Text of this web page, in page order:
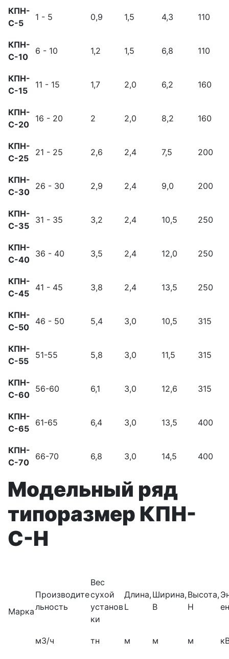
КПН-
С-5
1 - 5 0,9 1,5 4,3 110
КПН-
С-10
6 - 10 1,2 1,5 6,8 110
КПН-
С-15
11 - 15 1,7 2,0 6,2 160
КПН-
С-20
16 - 20 2 2,0 8,2 160
КПН-
С-25
21 - 25 2,6 2,4 7,5 200
КПН-
С-30
26 - 30 2,9 2,4 9,0 200
КПН-
С-35
31 - 35 3,2 2,4 10,5 250
КПН-
С-40
36 - 40 3,5 2,4 12,0 250
КПН-
С-45
41 - 45 3,8 2,4 13,5 250
КПН-
С-50
46 - 50 5,4 3,0 10,5 315
КПН-
С-55
51-55 5,8 3,0 11,5 315
КПН-
С-60
56-60 6,1 3,0 12,6 315
КПН-
С-65
61-65 6,4 3,0 13,5 400
КПН-
С-70
66-70 6,8 3,0 14,5 400
Модельный ряд
типоразмер КПН-
С-Н
Марка
Производите
льность
Вес
сухой
установ
ки
Длина,
L
Ширина,
В
Высота,
Н
м3/ч тн м м м